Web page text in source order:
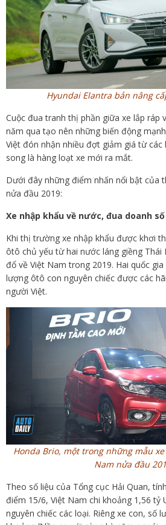
Hyundai Elantra bản nâng
Cuộc đua tranh thị phần giữa xe lắp ráp
năm qua tạo nên những biến động
Việt đón nhận nhiều đợt giảm giá từ các
song là hàng loạt xe mới ra mắt.
Dưới đây những điểm nhấn nổi bật của
nửa đầu 2019:
Xe nhập khẩu về nước, đua doanh
Khi thị trường xe nhập khẩu được khơi
ôtô chủ yếu từ hai nước láng giềng Thái
đổ về Việt Nam trong 2019. Hai quốc
lượng ôtô con nguyên chiếc được các
người Việt.
Honda Brio, một trong những mẫu
Nam nửa đầu
Theo số liệu của Tổng cục Hải Quan,
điểm 15/6, Việt Nam chi khoảng 1,56 tỷ
nguyên chiếc các loại. Riêng xe con, số